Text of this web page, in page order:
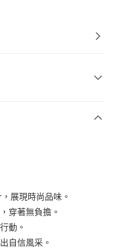
展現時尚品味。
穿著無負擔。
動。
自信風采。